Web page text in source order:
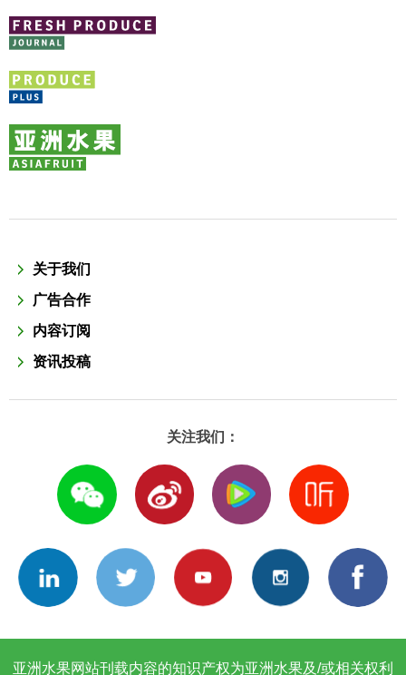
关于我们
广告合作
内容订阅
资讯投稿
关注我们：
亚洲水果网站刊载内容的知识产权为亚洲水果及/或相关权利